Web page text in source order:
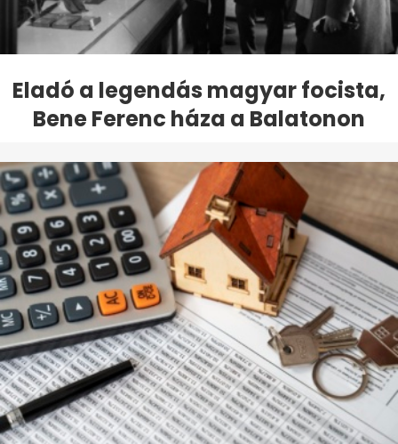
Eladó a legendás magyar focista,
Bene Ferenc háza a Balatonon